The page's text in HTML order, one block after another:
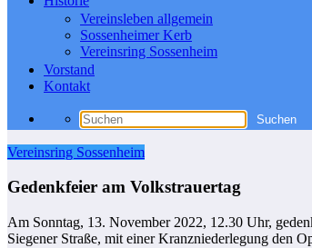
Vereinsleben allgemein
Sossenheimer Kerb
Vereinsring Sossenheim
Vorstand
Kontakt
Vereinsring Sossenheim
Gedenkfeier am Volkstrauertag
Am Sonntag, 13. November 2022, 12.30 Uhr,
Siegener Straße, mit einer Kranzniederlegung den